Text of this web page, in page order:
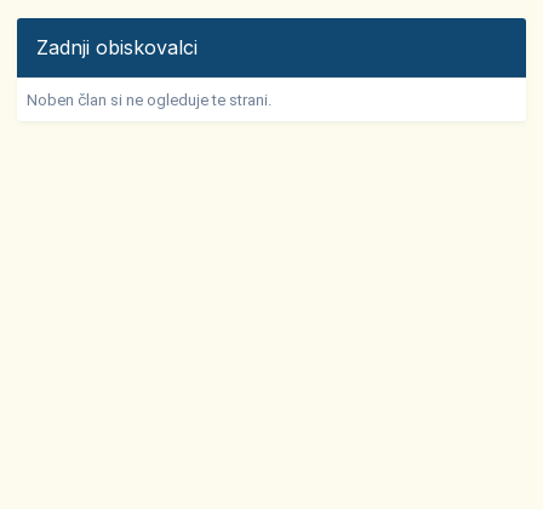
Zadnji obiskovalci
Noben član si ne ogleduje te strani.